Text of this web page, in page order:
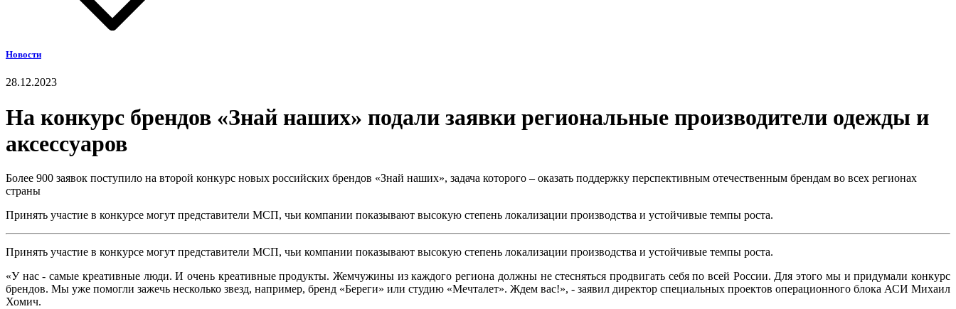
Новости
28.12.2023
На конкурс брендов «Знай наших» подали заявки региональные производители одежды и
аксессуаров
Более 900 заявок поступило на второй конкурс новых российских брендов «Знай наших», задача которого – оказать поддержку перспективным отечественным брендам во всех регионах
страны
Принять участие в конкурсе могут представители МСП, чьи компании показывают высокую степень локализации производства и устойчивые темпы роста.
Принять участие в конкурсе могут представители МСП, чьи компании показывают высокую степень локализации производства и устойчивые темпы роста.
«У нас - самые креативные люди. И очень креативные продукты. Жемчужины из каждого региона должны не стесняться продвигать себя по всей России. Для этого мы и придумали конкурс
брендов. Мы уже помогли зажечь несколько звезд, например, бренд «Береги» или студию «Мечталет». Ждем вас!», - заявил директор специальных проектов операционного блока АСИ Михаил
Хомич.